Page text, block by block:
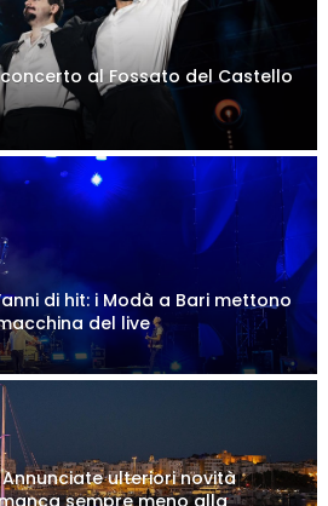
concerto al Fossato del Castello
di hit: i Modà a Bari mettono
del live
Annunciate ulteriori novità
sempre meno alla